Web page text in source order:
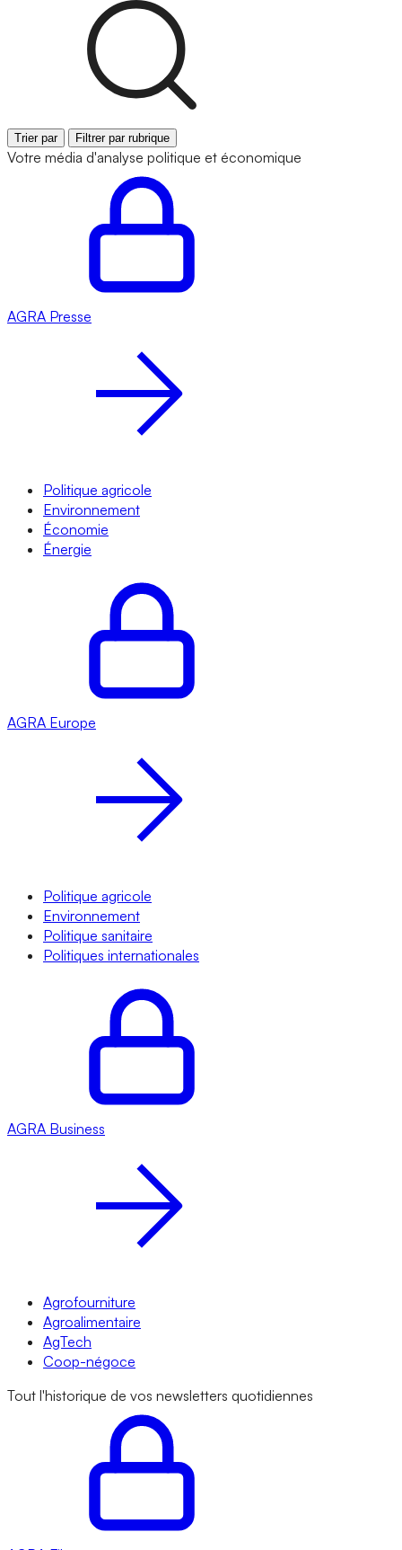
Trier par Filtrer par rubrique
Votre média d'analyse politique et économique
AGRA Presse
Politique agricole
Environnement
Économie
Énergie
AGRA Europe
Politique agricole
Environnement
Politique sanitaire
Politiques internationales
AGRA Business
Agrofourniture
Agroalimentaire
AgTech
Coop-négoce
Tout l'historique de vos newsletters quotidiennes